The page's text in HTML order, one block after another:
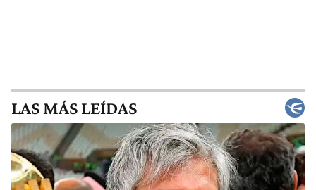
LAS MÁS LEÍDAS